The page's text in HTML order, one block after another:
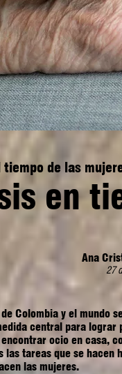
tiempo de las
en
Ana
27
Colombia y el mundo
central para
ocio en casa,
tareas que se
las mujeres.